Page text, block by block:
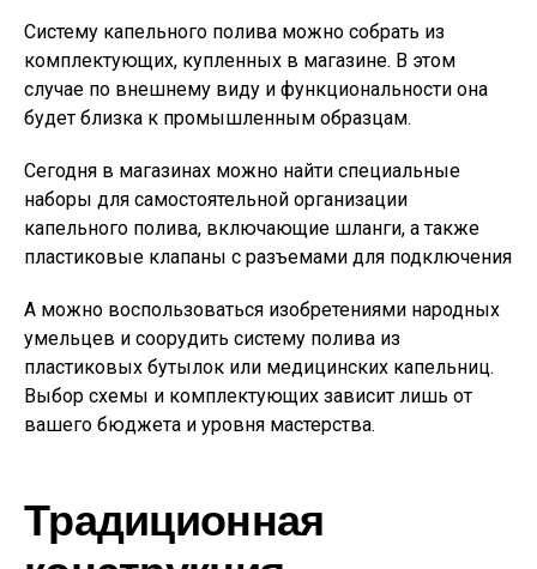
Систему капельного полива можно собрать из
комплектующих, купленных в магазине. В этом
случае по внешнему виду и функциональности она
будет близка к промышленным образцам.
Сегодня в магазинах можно найти специальные
наборы для самостоятельной организации
капельного полива, включающие шланги, а также
пластиковые клапаны с разъемами для подключения
А можно воспользоваться изобретениями народных
умельцев и соорудить систему полива из
пластиковых бутылок или медицинских капельниц.
Выбор схемы и комплектующих зависит лишь от
вашего бюджета и уровня мастерства.
Традиционная